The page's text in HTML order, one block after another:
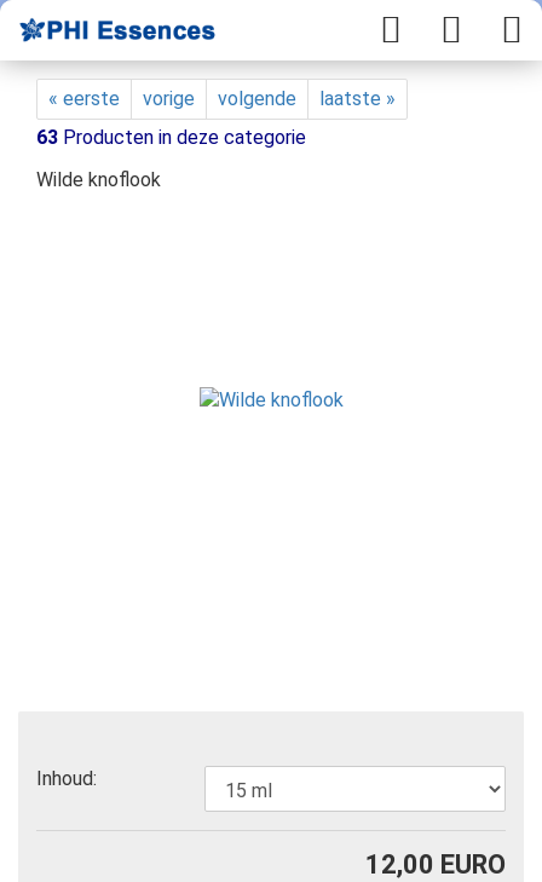
« eerste vorige volgende
laatste »
63 Producten in deze categorie
Wilde knoflook
Inhoud:
12,00 EURO